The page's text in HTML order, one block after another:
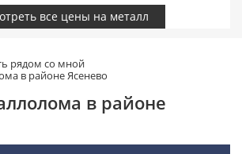
все цены на металл
рядом со мной
в районе Ясенево
в районе